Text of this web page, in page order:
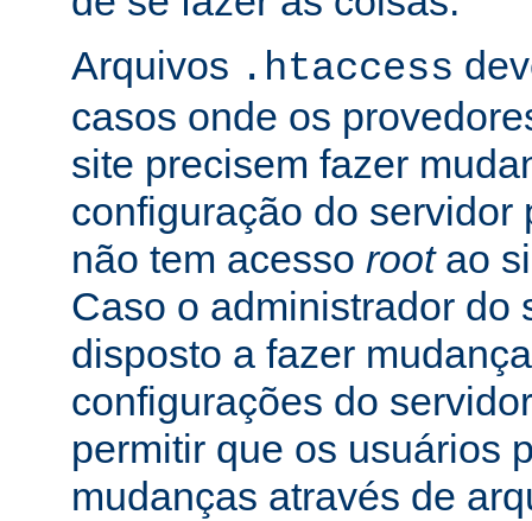
Arquivos .htaccess
casos onde os
site precisem fazer
configuração do servidor
não tem acesso rootao
Caso o administrador do
disposto a fazer
configurações do
permitir que os usuários
mudanças através de